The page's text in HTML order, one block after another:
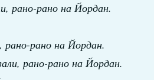
рано-рано на Йордан.
рано-рано на Йордан.
рано-рано на Йордан.